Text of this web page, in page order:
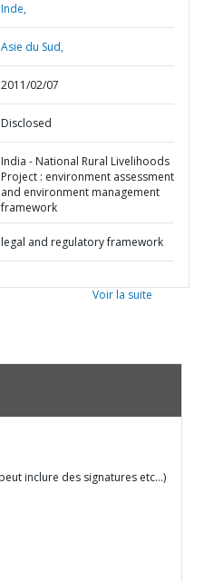
Inde,
Asie du Sud,
2011/02/07
Disclosed
India - National Rural Livelihoods
Project : environment assessment
and environment management
framework
legal and regulatory framework
Voir la suite
inclure des signatures etc…)